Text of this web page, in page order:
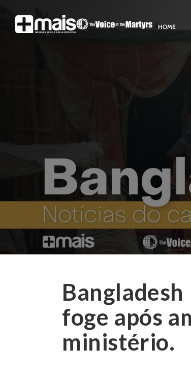
HOME
Bangladesh
foge após
ministério.